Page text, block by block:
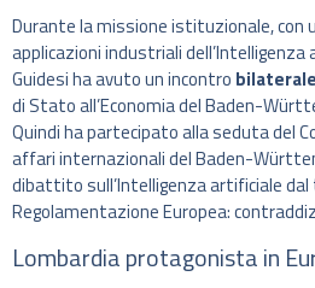
Durante la missione istituzionale, con
applicazioni industriali dell’Intelligenza
Guidesi ha avuto un incontro bilaterale
di Stato all’Economia del Baden-
Quindi ha partecipato alla seduta del
affari internazionali del Baden-
dibattito sull’Intelligenza artificiale
Regolamentazione Europea:
Lombardia protagonista in